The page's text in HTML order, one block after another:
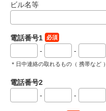
ビル名等
電話番号1 必須
- -
＊日中連絡の取れるもの（ 携帯など ）
電話番号2
-
-